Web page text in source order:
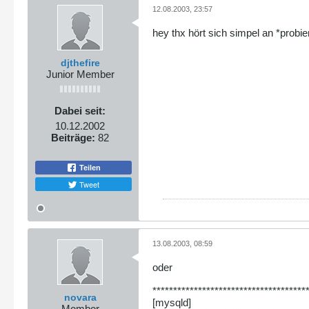
djthefire
Junior Member
Dabei seit:
10.12.2002
Beiträge: 82
Teilen
Tweet
12.08.2003, 23:57
hey thx hört sich simpel an
novara
13.08.2003, 08:59
oder
[mysqld]